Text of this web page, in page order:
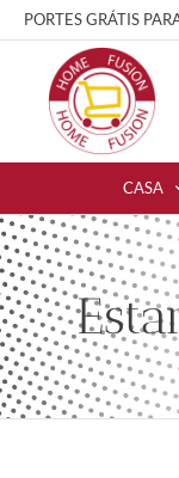
PORTES GRÁTIS
CASA